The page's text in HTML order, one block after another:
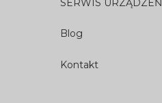
SERWIS URZĄDZEŃ
Blog
Kontakt